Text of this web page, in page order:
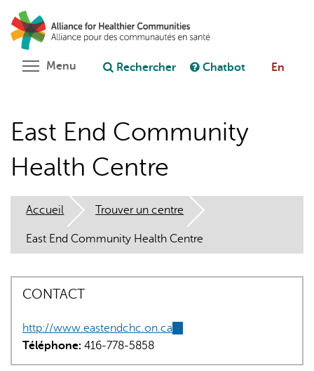
Aller
au
contenu
principal
Poser une question au chatbot
Menu Toggle menu visibility
Rechercher Chatbot En
East End Community
Health Centre
Accueil Trouver un centre
East End Community Health Centre
CONTACT
http://www.eastendchc.on.ca
external)
Téléphone: 416-778-5858